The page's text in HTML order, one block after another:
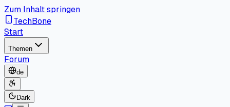
Zum Inhalt springen
TechBone
Start
Themen
Forum
de
Dark